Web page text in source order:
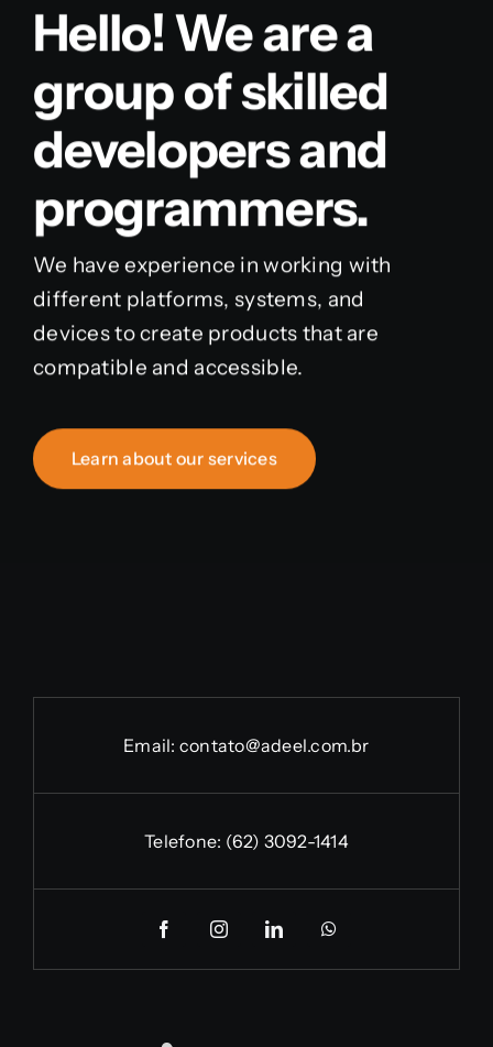
Hello! We are a
group of skilled
developers and
programmers.
We have experience in working with
different platforms, systems, and
devices to create products that are
compatible and accessible.
Learn about our services
Email: contato@adeel.com.br
Telefone: (62) 3092-1414